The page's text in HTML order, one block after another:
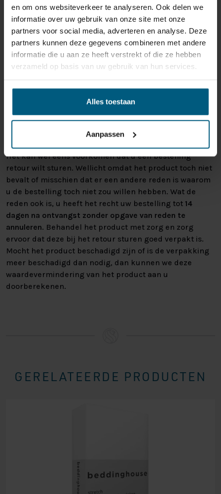
en om ons websiteverkeer te analyseren. Ook delen we
informatie over uw gebruik van onze site met onze
partners voor social media, adverteren en analyse. Deze
partners kunnen deze gegevens combineren met andere
informatie die u aan ze heeft verstrekt of die ze hebben
verzameld op basis van uw gebruik van hun services.
Alles toestaan
Aanpassen
ONS RETOURBELEID
matrassen, bedbodems, topmatrassen en
boxspringsets vallen NIET onder de retour
regels en kunnen niet door ons retour
worden genomen.
Het kan wel eens voorkomen dat u een bestelling
retour wilt sturen. Wellicht omdat het product toch niet
bevalt of misschien dat er een andere reden is waarom
u de bestelling toch niet zou willen hebben. Wat de
reden ook is, u heeft het recht uw bestelling tot 14
dagen na ontvangst zonder opgave van reden te
annuleren. Behandel het product met zorg en zorg
ervoor dat deze bij het retour sturen goed verpakt is.
Mocht het product beschadigd zijn of is de verpakking
meer beschadigd dan nodig, dan kunnen we deze
waardevermindering van het product aan u
doorberekenen.
GERELATEERDE PRODUCTEN